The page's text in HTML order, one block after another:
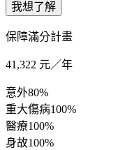
我想了解
保障滿分計畫
41,322 元／年
意外80%
重大傷病100%
醫療100%
身故100%